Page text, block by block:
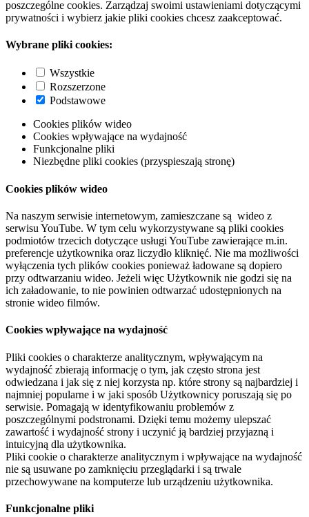
poszczególne cookies. Zarządzaj swoimi ustawieniami dotyczącymi
prywatności i wybierz jakie pliki cookies chcesz zaakceptować.
Wybrane pliki cookies:
Wszystkie
Rozszerzone
Podstawowe
Cookies plików wideo
Cookies wpływające na wydajność
Funkcjonalne pliki
Niezbędne pliki cookies (przyspieszają stronę)
Cookies plików wideo
Na naszym serwisie internetowym, zamieszczane są wideo z
serwisu YouTube. W tym celu wykorzystywane są pliki cookies
podmiotów trzecich dotyczące usługi YouTube zawierające m.in.
preferencje użytkownika oraz liczydło kliknięć. Nie ma możliwości
wyłączenia tych plików cookies ponieważ ładowane są dopiero
przy odtwarzaniu wideo. Jeżeli więc Użytkownik nie godzi się na
ich załadowanie, to nie powinien odtwarzać udostępnionych na
stronie wideo filmów.
Cookies wpływające na wydajność
Pliki cookies o charakterze analitycznym, wpływającym na
wydajność zbierają informację o tym, jak często strona jest
odwiedzana i jak się z niej korzysta np. które strony są najbardziej i
najmniej popularne i w jaki sposób Użytkownicy poruszają się po
serwisie. Pomagają w identyfikowaniu problemów z
poszczególnymi podstronami. Dzięki temu możemy ulepszać
zawartość i wydajność strony i uczynić ją bardziej przyjazną i
intuicyjną dla użytkownika.
Pliki cookie o charakterze analitycznym i wpływające na wydajność
nie są usuwane po zamknięciu przeglądarki i są trwale
przechowywane na komputerze lub urządzeniu użytkownika.
Funkcjonalne pliki